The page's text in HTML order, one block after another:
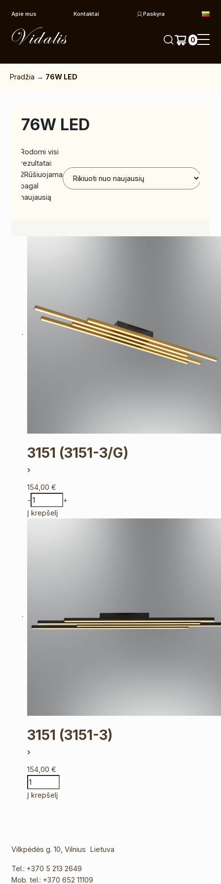
Apie mus Kontaktai Paskyra
0
Pradžia → 76W LED
76W LED
Rodomi visi
rezultatai:
2Rūšiuojama
pagal
naujausią
3151 (3151-3/G)
154,00€
-
+
Į krepšelį
3151 (3151-3)
154,00€
Į krepšelį
Vilkpėdės g. 10, Vilnius Lietuva
Tel.: +370 5 213 2649
Mob. tel.: +370 652 11109